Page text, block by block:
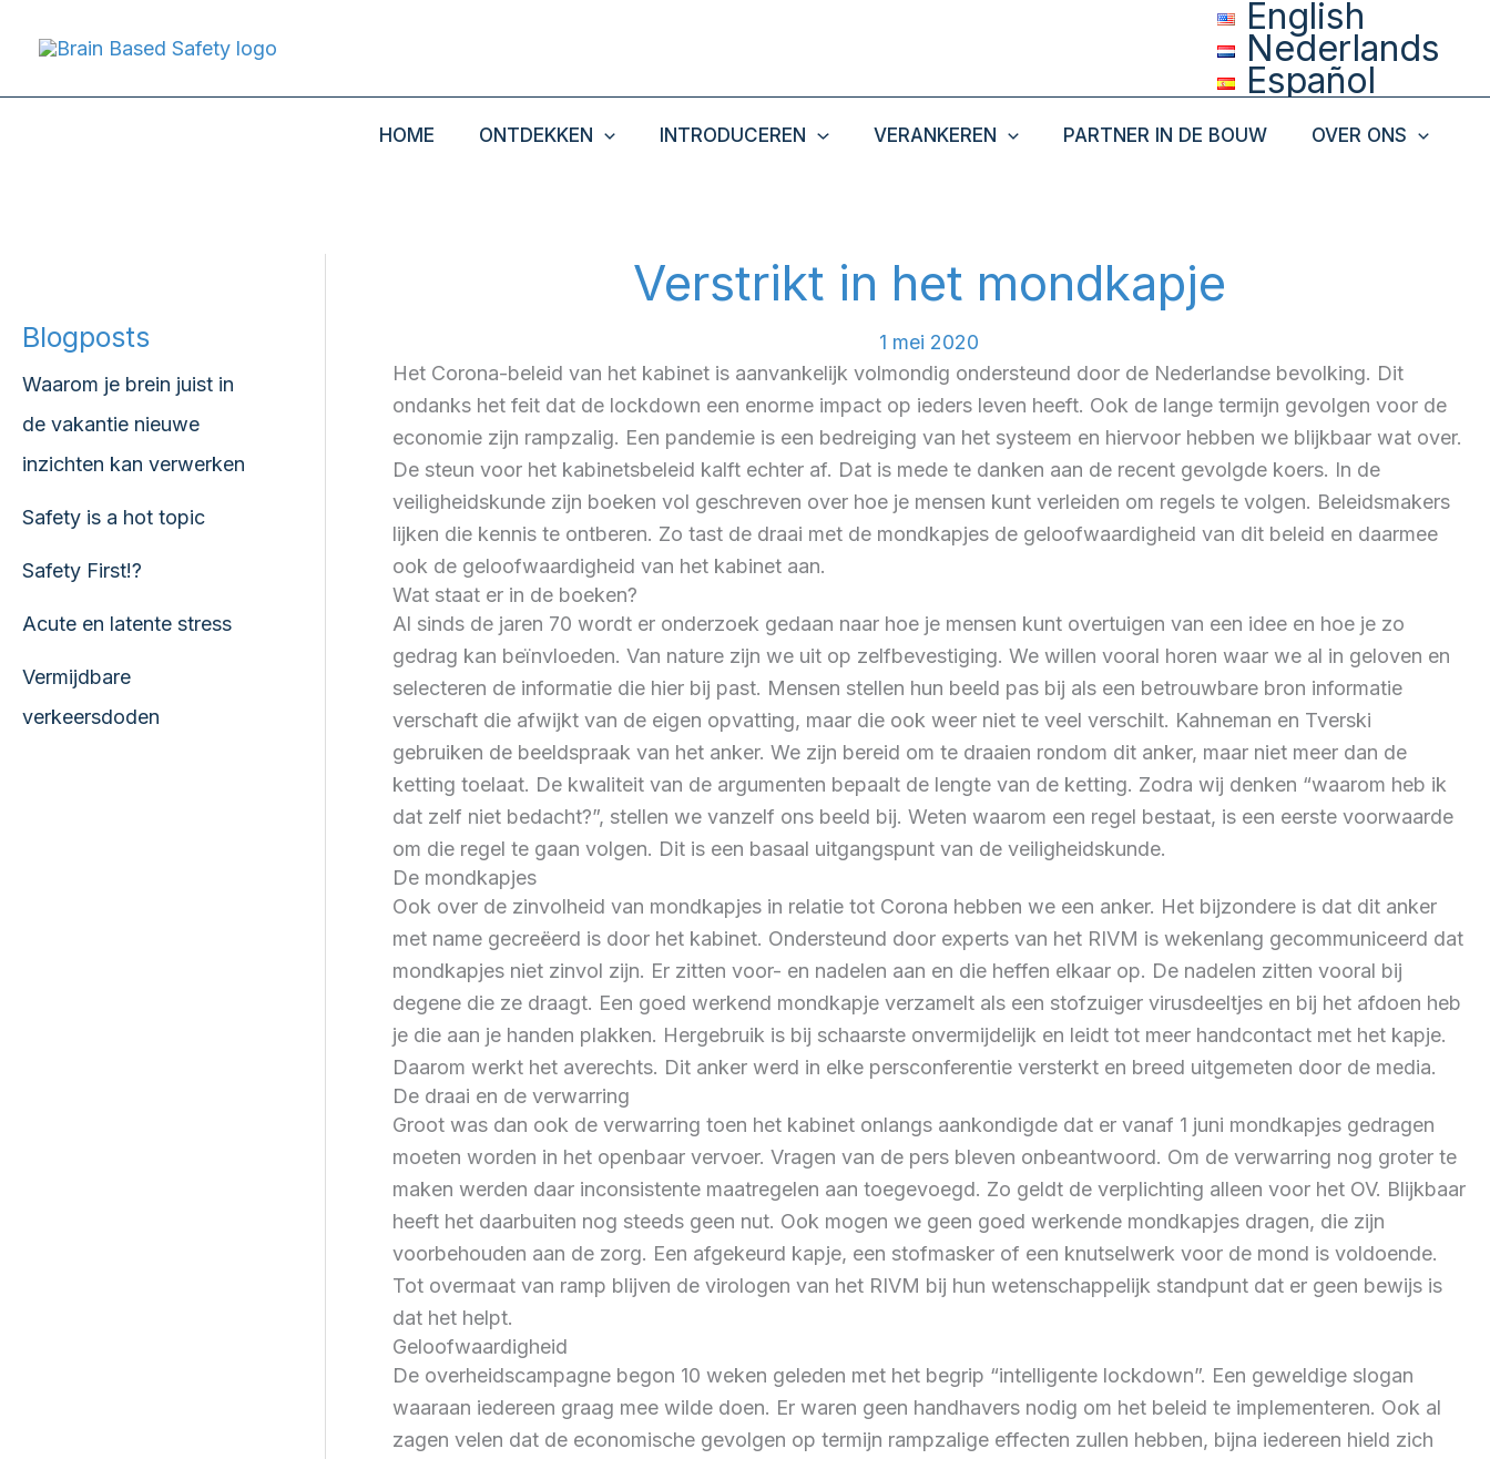
English
Nederlands
Español
HOME ONTDEKKEN INTRODUCEREN VERANKEREN PARTNER IN DE BOUW OVER ONS
Blogposts
Waarom je brein juist in
de vakantie nieuwe
inzichten kan verwerken
Safety is a hot topic
Safety First!?
​Acute en latente stress
Vermijdbare
verkeersdoden
Verstrikt in het mondkapje
1 mei 2020
Het Corona-beleid van het kabinet is aanvankelijk volmondig ondersteund door de Nederlandse bevolking. Dit
ondanks het feit dat de lockdown een enorme impact op ieders leven heeft. Ook de lange termijn gevolgen voor de
economie zijn rampzalig. Een pandemie is een bedreiging van het systeem en hiervoor hebben we blijkbaar wat over.
De steun voor het kabinetsbeleid kalft echter af. Dat is mede te danken aan de recent gevolgde koers. In de
veiligheidskunde zijn boeken vol geschreven over hoe je mensen kunt verleiden om regels te volgen. Beleidsmakers
lijken die kennis te ontberen. Zo tast de draai met de mondkapjes de geloofwaardigheid van dit beleid en daarmee
ook de geloofwaardigheid van het kabinet aan.
Wat staat er in de boeken?
Al sinds de jaren 70 wordt er onderzoek gedaan naar hoe je mensen kunt overtuigen van een idee en hoe je zo
gedrag kan beïnvloeden. Van nature zijn we uit op zelfbevestiging. We willen vooral horen waar we al in geloven en
selecteren de informatie die hier bij past. Mensen stellen hun beeld pas bij als een betrouwbare bron informatie
verschaft die afwijkt van de eigen opvatting, maar die ook weer niet te veel verschilt. Kahneman en Tverski
gebruiken de beeldspraak van het anker. We zijn bereid om te draaien rondom dit anker, maar niet meer dan de
ketting toelaat. De kwaliteit van de argumenten bepaalt de lengte van de ketting. Zodra wij denken “waarom heb ik
dat zelf niet bedacht?”, stellen we vanzelf ons beeld bij. Weten waarom een regel bestaat, is een eerste voorwaarde
om die regel te gaan volgen. Dit is een basaal uitgangspunt van de veiligheidskunde.
De mondkapjes
Ook over de zinvolheid van mondkapjes in relatie tot Corona hebben we een anker. Het bijzondere is dat dit anker
met name gecreëerd is door het kabinet. Ondersteund door experts van het RIVM is wekenlang gecommuniceerd dat
mondkapjes niet zinvol zijn. Er zitten voor- en nadelen aan en die heffen elkaar op. De nadelen zitten vooral bij
degene die ze draagt. Een goed werkend mondkapje verzamelt als een stofzuiger virusdeeltjes en bij het afdoen heb
je die aan je handen plakken. Hergebruik is bij schaarste onvermijdelijk en leidt tot meer handcontact met het kapje.
Daarom werkt het averechts. Dit anker werd in elke persconferentie versterkt en breed uitgemeten door de media.
De draai en de verwarring
Groot was dan ook de verwarring toen het kabinet onlangs aankondigde dat er vanaf 1 juni mondkapjes gedragen
moeten worden in het openbaar vervoer. Vragen van de pers bleven onbeantwoord. Om de verwarring nog groter te
maken werden daar inconsistente maatregelen aan toegevoegd. Zo geldt de verplichting alleen voor het OV. Blijkbaar
heeft het daarbuiten nog steeds geen nut. Ook mogen we geen goed werkende mondkapjes dragen, die zijn
voorbehouden aan de zorg. Een afgekeurd kapje, een stofmasker of een knutselwerk voor de mond is voldoende.
Tot overmaat van ramp blijven de virologen van het RIVM bij hun wetenschappelijk standpunt dat er geen bewijs is
dat het helpt.
Geloofwaardigheid
De overheidscampagne begon 10 weken geleden met het begrip “intelligente lockdown”. Een geweldige slogan
waaraan iedereen graag mee wilde doen. Er waren geen handhavers nodig om het beleid te implementeren. Ook al
zagen velen dat de economische gevolgen op termijn rampzalige effecten zullen hebben, bijna iedereen hield zich